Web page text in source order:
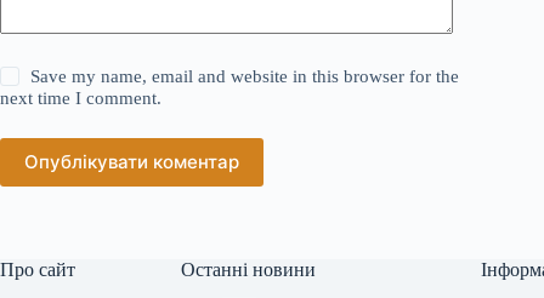
Save my name, email and website in this browser for the
next time I comment.
Опублікувати коментар
Про сайт Останні новини